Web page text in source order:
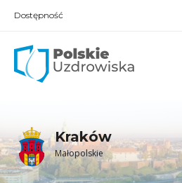
Dostępność
Kraków
Małopolskie